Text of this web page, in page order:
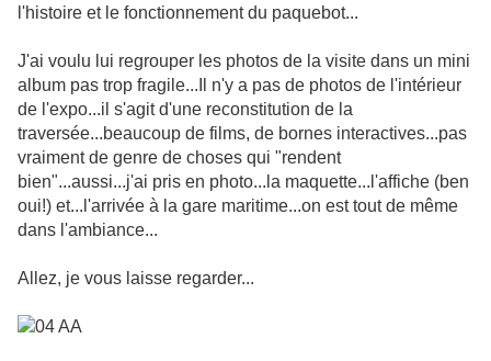
l'histoire et le fonctionnement du paquebot...
J'ai voulu lui regrouper les photos de la visite dans un mini
album pas trop fragile...Il n'y a pas de photos de l'intérieur
de l'expo...il s'agit d'une reconstitution de la
traversée...beaucoup de films, de bornes interactives...pas
vraiment de genre de choses qui "rendent
bien"...aussi...j'ai pris en photo...la maquette...l'affiche (ben
oui!) et...l'arrivée à la gare maritime...on est tout de même
dans l'ambiance...
Allez, je vous laisse regarder...